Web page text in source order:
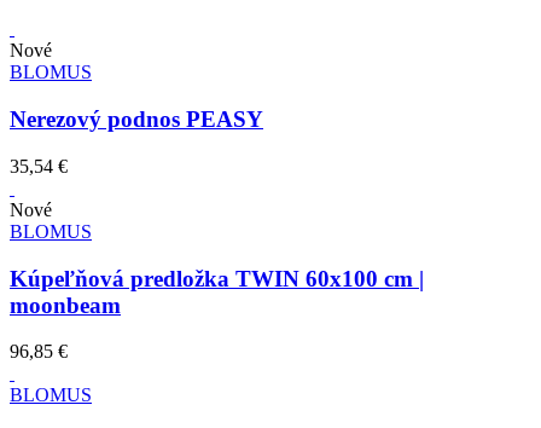
Nové
BLOMUS
Nerezový podnos PEASY
35,54 €
Nové
BLOMUS
Kúpeľňová predložka TWIN 60x100 cm |
moonbeam
96,85 €
BLOMUS